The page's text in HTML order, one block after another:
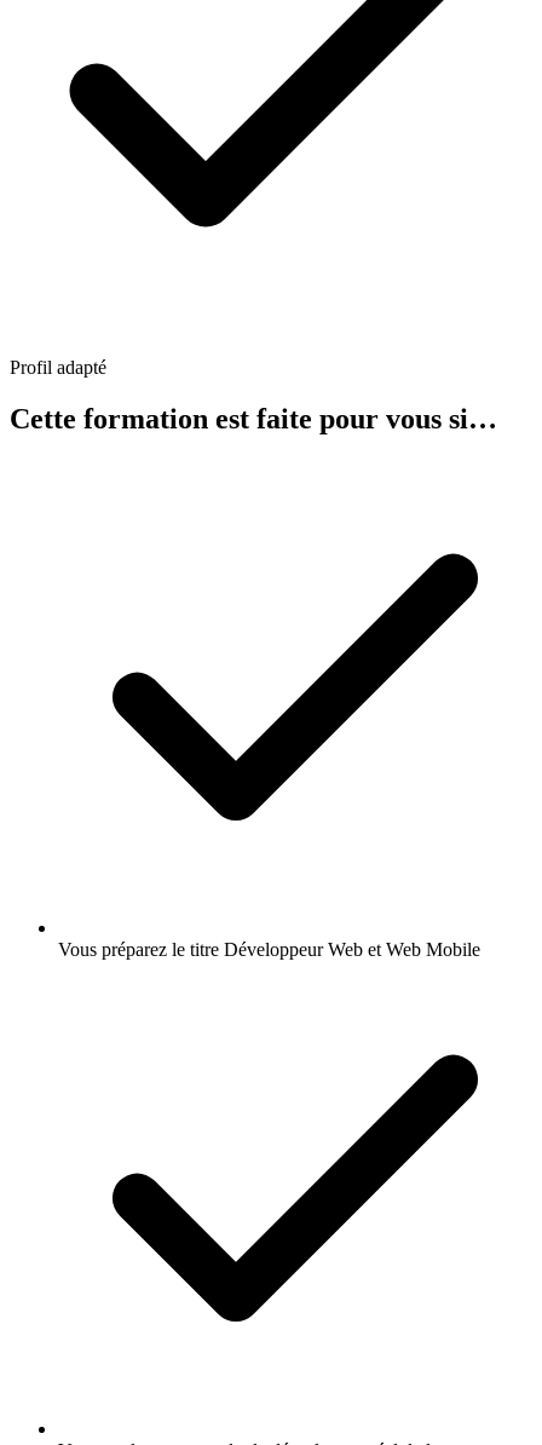
Profil adapté
Cette formation est faite pour vous si…
Vous préparez le titre Développeur Web et Web Mobile